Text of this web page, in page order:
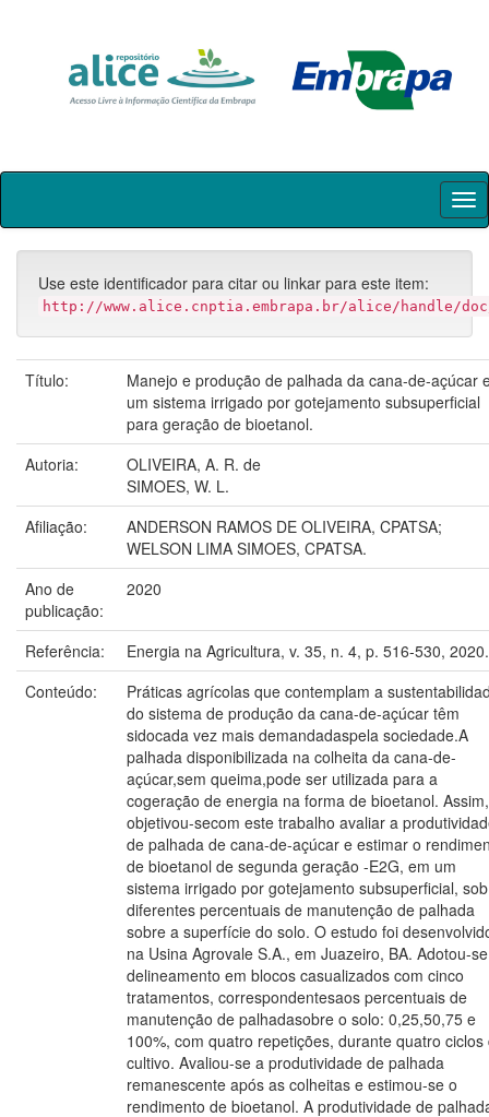
Skip
Use este identificador para citar ou linkar para este item:
http://www.alice.cnptia.embrapa.br/alice/handle/doc/
Título:
Manejo e produção de palhada da cana-de-açúcar
um sistema irrigado por gotejamento subsuperficial
para geração de bioetanol.
Autoria:
OLIVEIRA, A. R. de
SIMOES, W. L.
Afiliação:
ANDERSON RAMOS DE OLIVEIRA, CPATSA;
WELSON LIMA SIMOES, CPATSA.
Ano de
publicação:
2020
Referência:
Energia na Agricultura, v. 35, n. 4, p. 516-530, 2020.
Conteúdo:
Práticas agrícolas que contemplam a
do sistema de produção da cana-de-açúcar têm
sidocada vez mais demandadaspela sociedade.A
palhada disponibilizada na colheita da cana-de-
açúcar,sem queima,pode ser utilizada para a
cogeração de energia na forma de bioetanol. Assim,
objetivou-secom este trabalho avaliar a
de palhada de cana-de-açúcar e estimar o
de bioetanol de segunda geração -E2G, em um
sistema irrigado por gotejamento subsuperficial, sob
diferentes percentuais de manutenção de palhada
sobre a superfície do solo. O estudo foi
na Usina Agrovale S.A., em Juazeiro, BA. Adotou-
delineamento em blocos casualizados com cinco
tratamentos, correspondentesaos percentuais de
manutenção de palhadasobre o solo: 0,25,50,75 e
100%, com quatro repetições, durante quatro ciclos
cultivo. Avaliou-se a produtividade de palhada
remanescente após as colheitas e estimou-se o
rendimento de bioetanol. A produtividade de